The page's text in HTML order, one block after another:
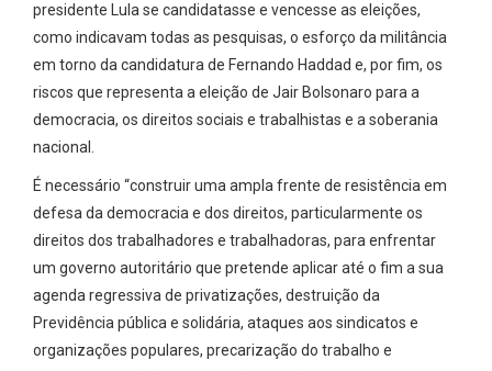
presidente Lula se candidatasse e vencesse as eleições,
como indicavam todas as pesquisas, o esforço da militância
em torno da candidatura de Fernando Haddad e, por fim, os
riscos que representa a eleição de Jair Bolsonaro para a
democracia, os direitos sociais e trabalhistas e a soberania
nacional.
É necessário “construir uma ampla frente de resistência em
defesa da democracia e dos direitos, particularmente os
direitos dos trabalhadores e trabalhadoras, para enfrentar
um governo autoritário que pretende aplicar até o fim a sua
agenda regressiva de privatizações, destruição da
Previdência pública e solidária, ataques aos sindicatos e
organizações populares, precarização do trabalho e